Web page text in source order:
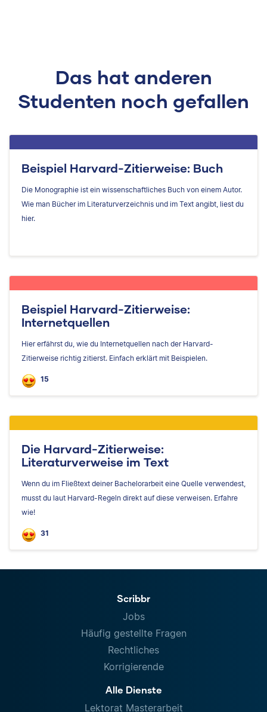
Das hat anderen
Studenten noch gefallen
Beispiel Harvard-Zitierweise: Buch
Die Monographie ist ein wissenschaftliches Buch von einem Autor.
Wie man Bücher im Literaturverzeichnis und im Text angibt, liest du
hier.
Beispiel Harvard-Zitierweise:
Internetquellen
Hier erfährst du, wie du Internetquellen nach der Harvard-
Zitierweise richtig zitierst. Einfach erklärt mit Beispielen.
15
Die Harvard-Zitierweise:
Literaturverweise im Text
Wenn du im Fließtext deiner Bachelorarbeit eine Quelle verwendest,
musst du laut Harvard-Regeln direkt auf diese verweisen. Erfahre
wie!
31
Scribbr
Jobs
Häufig gestellte Fragen
Rechtliches
Korrigierende
Alle Dienste
Lektorat Masterarbeit